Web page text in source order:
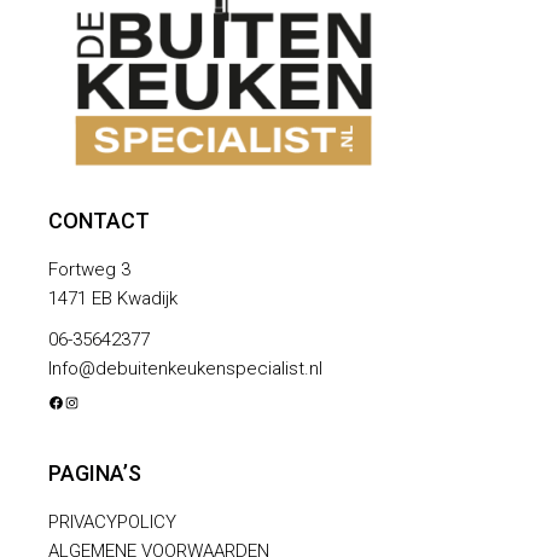
CONTACT
Fortweg 3
1471 EB Kwadijk
06-35642377
Info@debuitenkeukenspecialist.nl
FACEBOOK
INSTAGRAM
PAGINA’S
PRIVACYPOLICY
ALGEMENE VOORWAARDEN